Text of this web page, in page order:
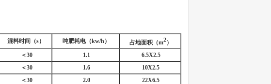
混料时间（s） 吨肥耗电（kw/h） 占地面积（m2）
＜30 1.1
6.5X2.5
＜30 1.6
10X2.5
＜30 2.0
22X6.5